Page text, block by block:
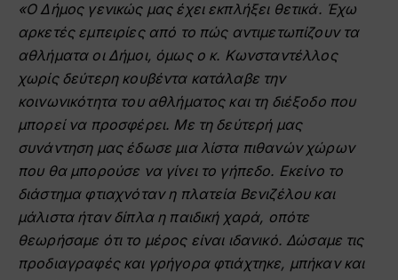
«Ο Δήμος γενικώς μας έχει εκπλήξει θετικά. Έχω
αρκετές εμπειρίες από το πώς αντιμετωπίζουν τα
αθλήματα οι Δήμοι, όμως ο κ. Κωνσταντέλλος
χωρίς δεύτερη κουβέντα κατάλαβε την
κοινωνικότητα του αθλήματος και τη διέξοδο που
μπορεί να προσφέρει. Με τη δεύτερή μας
συνάντηση μας έδωσε μια λίστα πιθανών χώρων
που θα μπορούσε να γίνει το γήπεδο. Εκείνο το
διάστημα φτιαχνόταν η πλατεία Βενιζέλου και
μάλιστα ήταν δίπλα η παιδική χαρά, οπότε
θεωρήσαμε ότι το μέρος είναι ιδανικό. Δώσαμε τις
προδιαγραφές και γρήγορα φτιάχτηκε, μπήκαν και